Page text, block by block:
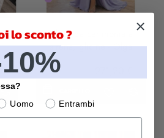
Abito da cerimonia a
sirena, glicine - Olga
339,00 €
lo sconto ?
Uomo
Entrambi